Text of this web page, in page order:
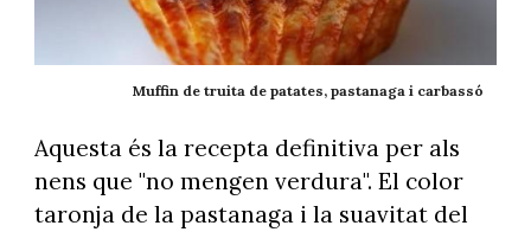
Muffin de truita de patates, pastanaga i carbassó
Aquesta és la recepta definitiva per als
nens que "no mengen verdura". El color
taronja de la pastanaga i la suavitat del